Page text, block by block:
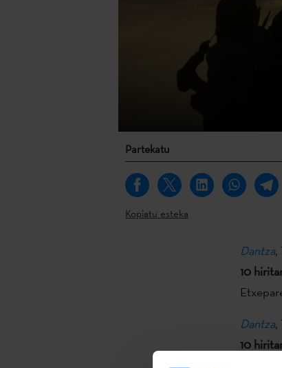
Partekatu
Kopiatu esteka
Dantza,
10
Dantza,
10